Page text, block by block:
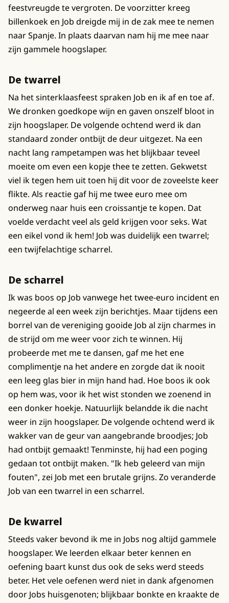
feestvreugde te vergroten. De voorzitter kreeg
billenkoek en Job dreigde mij in de zak mee te nemen
naar Spanje. In plaats daarvan nam hij me mee naar
zijn gammele hoogslaper.
De twarrel
Na het sinterklaasfeest spraken Job en ik af en toe af.
We dronken goedkope wijn en gaven onszelf bloot in
zijn hoogslaper. De volgende ochtend werd ik dan
standaard zonder ontbijt de deur uitgezet. Na een
nacht lang rampetampen was het blijkbaar teveel
moeite om even een kopje thee te zetten. Gekwetst
viel ik tegen hem uit toen hij dit voor de zoveelste keer
flikte. Als reactie gaf hij me twee euro mee om
onderweg naar huis een croissantje te kopen. Dat
voelde verdacht veel als geld krijgen voor seks. Wat
een eikel vond ik hem! Job was duidelijk een twarrel;
een twijfelachtige scharrel.
De scharrel
Ik was boos op Job vanwege het twee-euro incident en
negeerde al een week zijn berichtjes. Maar tijdens een
borrel van de vereniging gooide Job al zijn charmes in
de strijd om me weer voor zich te winnen. Hij
probeerde met me te dansen, gaf me het ene
complimentje na het andere en zorgde dat ik nooit
een leeg glas bier in mijn hand had. Hoe boos ik ook
op hem was, voor ik het wist stonden we zoenend in
een donker hoekje. Natuurlijk belandde ik die nacht
weer in zijn hoogslaper. De volgende ochtend werd ik
wakker van de geur van aangebrande broodjes; Job
had ontbijt gemaakt! Tenminste, hij had een poging
gedaan tot ontbijt maken. "Ik heb geleerd van mijn
fouten", zei Job met een brutale grijns. Zo veranderde
Job van een twarrel in een scharrel.
De kwarrel
Steeds vaker bevond ik me in Jobs nog altijd gammele
hoogslaper. We leerden elkaar beter kennen en
oefening baart kunst dus ook de seks werd steeds
beter. Het vele oefenen werd niet in dank afgenomen
door Jobs huisgenoten; blijkbaar bonkte en kraakte de